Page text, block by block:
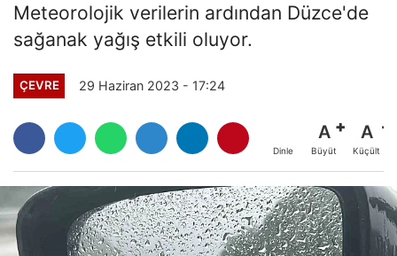
Meteorolojik verilerin ardından Düzce'de
sağanak yağış etkili oluyor.
ÇEVRE 29 Haziran 2023 - 17:24
Dinle
A
Büyüt
A
Küçült